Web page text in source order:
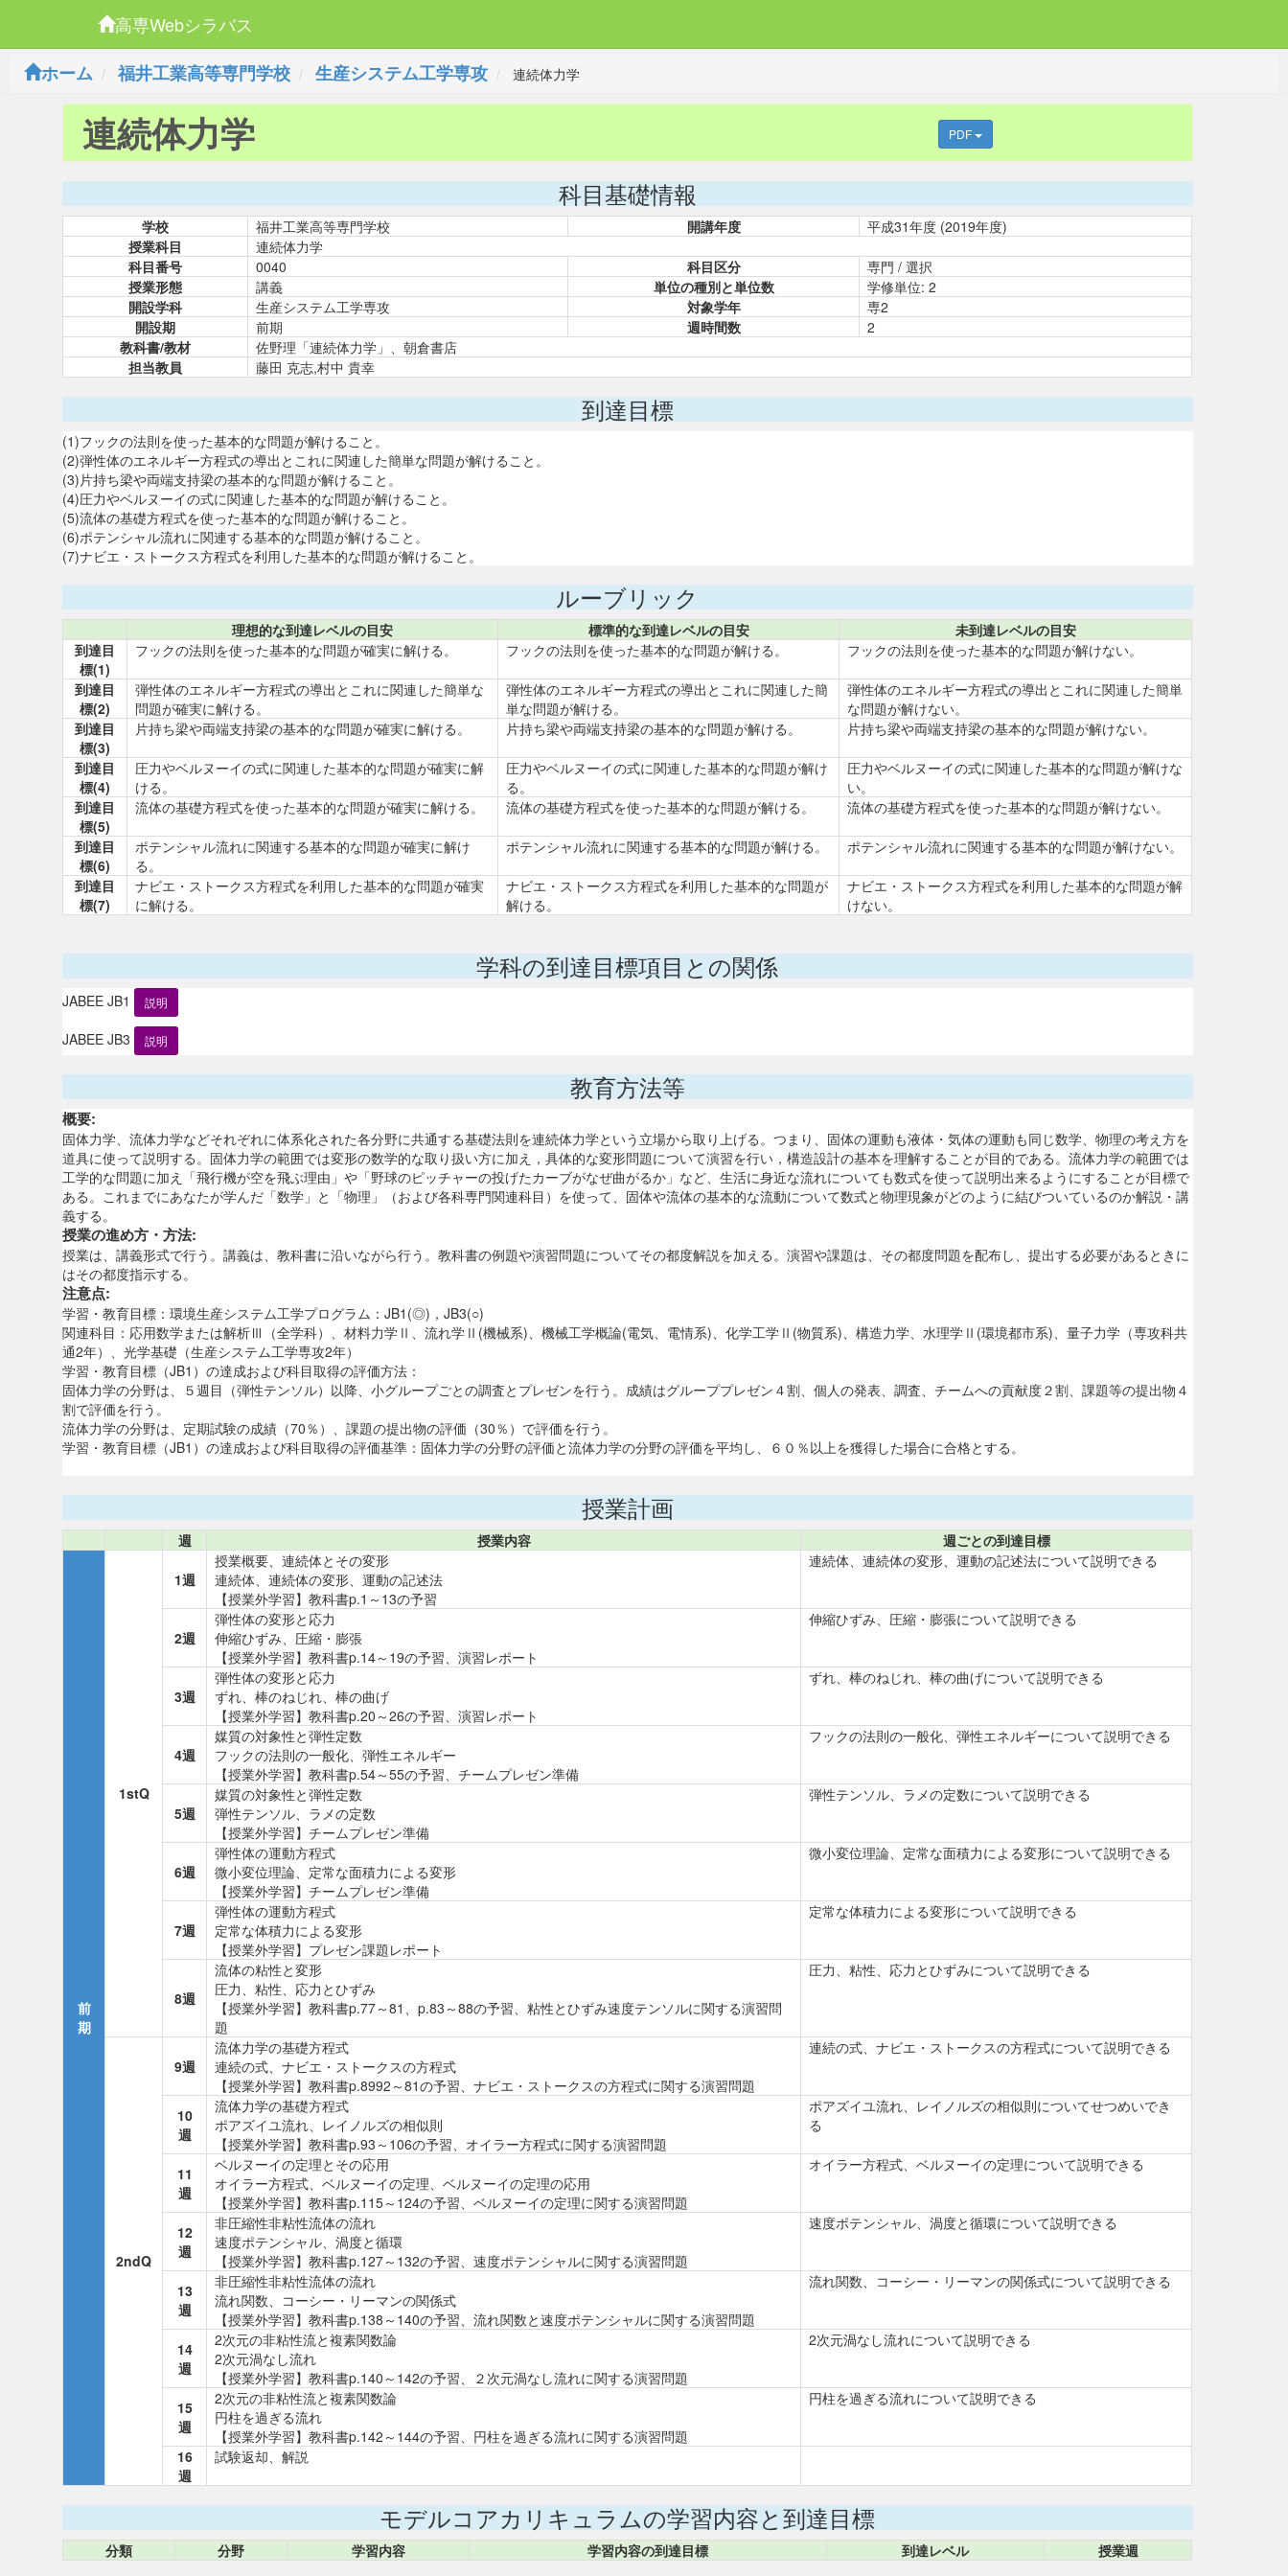
高専Webシラバス
ホーム
福井工業高等専門学校 生産システム工学専攻 連続体力学
連続体力学 PDF
科目基礎情報
学校 福井工業高等専門学校 開講年度
平成31年度 (2019年度)
授業科目
連続体力学
科目番号
0040 科目区分
専門 / 選択
授業形態
講義 単位の種別と単位数
学修単位: 2
開設学科
生産システム工学専攻 対象学年
専2
開設期
前期 週時間数
2
教科書/教材
佐野理「連続体力学」、朝倉書店
担当教員
藤田 克志,村中 貴幸
到達目標
(1)フックの法則を使った基本的な問題が解けること。
(2)弾性体のエネルギー方程式の導出とこれに関連した簡単な問題が解けること。
(3)片持ち梁や両端支持梁の基本的な問題が解けること。
(4)圧力やベルヌーイの式に関連した基本的な問題が解けること。
(5)流体の基礎方程式を使った基本的な問題が解けること。
(6)ポテンシャル流れに関連する基本的な問題が解けること。
(7)ナビエ・ストークス方程式を利用した基本的な問題が解けること。
ルーブリック
理想的な到達レベルの目安 標準的な到達レベルの目安
未到達レベルの目安
到達目
標(1)
フックの法則を使った基本的な問題が確実に解ける。 フックの法則を使った基本的な問題が解ける。 フックの法則を使った基本的な問題が解けない。
到達目
標(2)
弾性体のエネルギー方程式の導出とこれに関連した簡単な
問題が確実に解ける。
弾性体のエネルギー方程式の導出とこれに関連した簡
単な問題が解ける。
弾性体のエネルギー方程式の導出とこれに関連した簡単
な問題が解けない。
到達目
標(3)
片持ち梁や両端支持梁の基本的な問題が確実に解ける。 片持ち梁や両端支持梁の基本的な問題が解ける。 片持ち梁や両端支持梁の基本的な問題が解けない。
到達目
標(4)
圧力やベルヌーイの式に関連した基本的な問題が確実に解
ける。
圧力やベルヌーイの式に関連した基本的な問題が解け
る。
圧力やベルヌーイの式に関連した基本的な問題が解けな
い。
到達目
標(5)
流体の基礎方程式を使った基本的な問題が確実に解ける。 流体の基礎方程式を使った基本的な問題が解ける。 流体の基礎方程式を使った基本的な問題が解けない。
到達目
標(6)
ポテンシャル流れに関連する基本的な問題が確実に解け
る。
ポテンシャル流れに関連する基本的な問題が解ける。 ポテンシャル流れに関連する基本的な問題が解けない。
到達目
標(7)
ナビエ・ストークス方程式を利用した基本的な問題が確実
に解ける。
ナビエ・ストークス方程式を利用した基本的な問題が
解ける。
ナビエ・ストークス方程式を利用した基本的な問題が解
けない。
学科の到達目標項目との関係
JABEE JB1 説明
JABEE JB3 説明
教育方法等
概要:
固体力学、流体力学などそれぞれに体系化された各分野に共通する基礎法則を連続体力学という立場から取り上げる。つまり、固体の運動も液体・気体の運動も同じ数学、物理の考え方を
道具に使って説明する。固体力学の範囲では変形の数学的な取り扱い方に加え，具体的な変形問題について演習を行い，構造設計の基本を理解することが目的である。流体力学の範囲では
工学的な問題に加え「飛行機が空を飛ぶ理由」や「野球のピッチャーの投げたカーブがなぜ曲がるか」など、生活に身近な流れについても数式を使って説明出来るようにすることが目標で
ある。これまでにあなたが学んだ「数学」と「物理」（および各科専門関連科目）を使って、固体や流体の基本的な流動について数式と物理現象がどのように結びついているのか解説・講
義する。
授業の進め方・方法:
授業は、講義形式で行う。講義は、教科書に沿いながら行う。教科書の例題や演習問題についてその都度解説を加える。演習や課題は、その都度問題を配布し、提出する必要があるときに
はその都度指示する。
注意点:
学習・教育目標：環境生産システム工学プログラム：JB1(◎)，JB3(○)
関連科目：応用数学または解析Ⅲ（全学科）、材料力学Ⅱ、流れ学Ⅱ(機械系)、機械工学概論(電気、電情系)、化学工学Ⅱ(物質系)、構造力学、水理学Ⅱ(環境都市系)、量子力学（専攻科共
通2年）、光学基礎（生産システム工学専攻2年）
学習・教育目標（JB1）の達成および科目取得の評価方法：
固体力学の分野は、５週目（弾性テンソル）以降、小グループごとの調査とプレゼンを行う。成績はグループプレゼン４割、個人の発表、調査、チームへの貢献度２割、課題等の提出物４
割で評価を行う。
流体力学の分野は、定期試験の成績（70％）、課題の提出物の評価（30％）で評価を行う。
学習・教育目標（JB1）の達成および科目取得の評価基準：固体力学の分野の評価と流体力学の分野の評価を平均し、６０％以上を獲得した場合に合格とする。
授業計画
週 授業内容 週ごとの到達目標
前
期
1stQ
1週
授業概要、連続体とその変形
連続体、連続体の変形、運動の記述法
【授業外学習】教科書p.1～13の予習
連続体、連続体の変形、運動の記述法について説明できる
2週
弾性体の変形と応力
伸縮ひずみ、圧縮・膨張
【授業外学習】教科書p.14～19の予習、演習レポート
伸縮ひずみ、圧縮・膨張について説明できる
3週
弾性体の変形と応力
ずれ、棒のねじれ、棒の曲げ
【授業外学習】教科書p.20～26の予習、演習レポート
ずれ、棒のねじれ、棒の曲げについて説明できる
4週
媒質の対象性と弾性定数
フックの法則の一般化、弾性エネルギー
【授業外学習】教科書p.54～55の予習、チームプレゼン準備
フックの法則の一般化、弾性エネルギーについて説明できる
5週
媒質の対象性と弾性定数
弾性テンソル、ラメの定数
【授業外学習】チームプレゼン準備
弾性テンソル、ラメの定数について説明できる
6週
弾性体の運動方程式
微小変位理論、定常な面積力による変形
【授業外学習】チームプレゼン準備
微小変位理論、定常な面積力による変形について説明できる
7週
弾性体の運動方程式
定常な体積力による変形
【授業外学習】プレゼン課題レポート
定常な体積力による変形について説明できる
8週
流体の粘性と変形
圧力、粘性、応力とひずみ
【授業外学習】教科書p.77～81、p.83～88の予習、粘性とひずみ速度テンソルに関する演習問
題
圧力、粘性、応力とひずみについて説明できる
2ndQ
9週
流体力学の基礎方程式
連続の式、ナビエ・ストークスの方程式
【授業外学習】教科書p.8992～81の予習、ナビエ・ストークスの方程式に関する演習問題
連続の式、ナビエ・ストークスの方程式について説明できる
10
週
流体力学の基礎方程式
ポアズイユ流れ、レイノルズの相似則
【授業外学習】教科書p.93～106の予習、オイラー方程式に関する演習問題
ポアズイユ流れ、レイノルズの相似則についてせつめいでき
る
11
週
ベルヌーイの定理とその応用
オイラー方程式、ベルヌーイの定理、ベルヌーイの定理の応用
【授業外学習】教科書p.115～124の予習、ベルヌーイの定理に関する演習問題
オイラー方程式、ベルヌーイの定理について説明できる
12
週
非圧縮性非粘性流体の流れ
速度ポテンシャル、渦度と循環
【授業外学習】教科書p.127～132の予習、速度ポテンシャルに関する演習問題
速度ポテンシャル、渦度と循環について説明できる
13
週
非圧縮性非粘性流体の流れ
流れ関数、コーシー・リーマンの関係式
【授業外学習】教科書p.138～140の予習、流れ関数と速度ポテンシャルに関する演習問題
流れ関数、コーシー・リーマンの関係式について説明できる
14
週
2次元の非粘性流と複素関数論
2次元渦なし流れ
【授業外学習】教科書p.140～142の予習、２次元渦なし流れに関する演習問題
2次元渦なし流れについて説明できる
15
週
2次元の非粘性流と複素関数論
円柱を過ぎる流れ
【授業外学習】教科書p.142～144の予習、円柱を過ぎる流れに関する演習問題
円柱を過ぎる流れについて説明できる
16
週
試験返却、解説
モデルコアカリキュラムの学習内容と到達目標
分類 分野 学習内容 学習内容の到達目標 到達レベル 授業週